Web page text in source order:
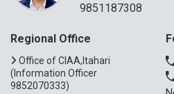
9851187308
Regional Office
Office of CIAA,Itahari
(Information Officer
9852070333)